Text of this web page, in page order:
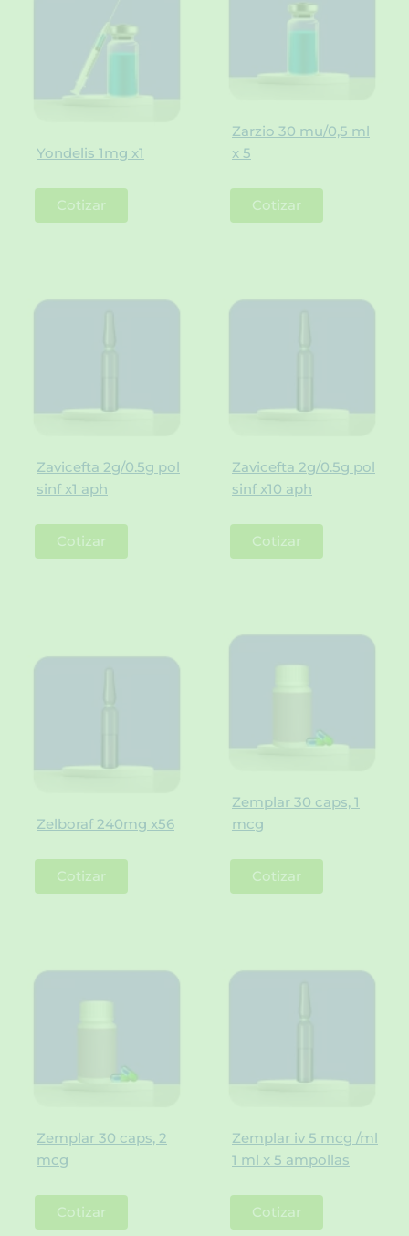
Yondelis 1mg x1
Cotizar
Zarzio 30 mu/0,5 ml
x 5
Cotizar
Zavicefta 2g/0.5g pol
sinf x1 aph
Cotizar
Zavicefta 2g/0.5g pol
sinf x10 aph
Cotizar
Zelboraf 240mg x56
Cotizar
Zemplar 30 caps, 1
mcg
Cotizar
Zemplar 30 caps, 2
mcg
Cotizar
Zemplar iv 5 mcg /ml
1 ml x 5 ampollas
Cotizar